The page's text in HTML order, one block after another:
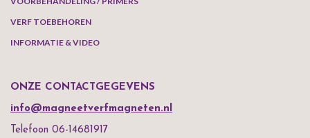
VERF TOEBEHOREN
INFORMATIE & VIDEO
ONZE CONTACTGEGEVENS
info@magneetverfmagneten.nl
Telefoon 06-14681917